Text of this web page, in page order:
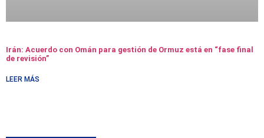
Irán: Acuerdo con Omán para gestión de Ormuz está en “fase final
de revisión”
LEER MÁS